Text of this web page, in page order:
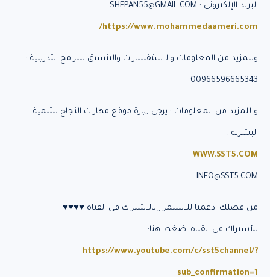
البريد الإلكتروني : SHEPAN55@GMAIL.COM
https://www.mohammedaameri.com/
وللمزيد من المعلومات والاستفسارات والتنسيق للبرامج التدريبية :
00966596665343
و للمزيد من المعلومات : يرجى زيارة موقع مهارات النجاح للتنمية
البشرية :
WWW.SST5.COM
INFO@SST5.COM
من فضلك ادعمنا للاستمرار بالاشتراك فى القناة ♥♥♥♥
للأشتراك فى القناة اضغط هنا:
https://www.youtube.com/c/sst5channel/?
sub_confirmation=1